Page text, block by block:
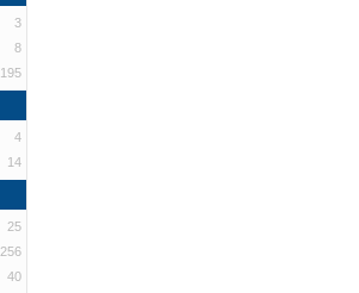
3
8
195
4
14
25
40